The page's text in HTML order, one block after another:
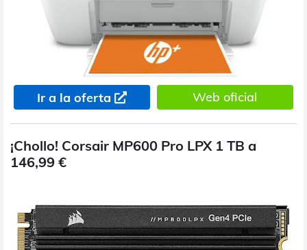
Ir a la oferta Web oficial
¡Chollo! Corsair MP600 Pro LPX 1 TB a
146,99 €